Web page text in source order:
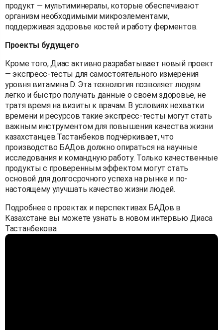
продукт — мультиминералы, которые обеспечивают
организм необходимыми микроэлементами,
поддерживая здоровье костей и работу ферментов.
Проекты будущего
Кроме того, Диас активно разрабатывает новый проект
— экспресс-тесты для самостоятельного измерения
уровня витамина D. Эта технология позволяет людям
легко и быстро получать данные о своём здоровье, не
тратя время на визиты к врачам. В условиях нехватки
времени и ресурсов такие экспресс-тесты могут стать
важным инструментом для повышения качества жизни
казахстанцев.Тастанбеков подчёркивает, что
производство БАДов должно опираться на научные
исследования и командную работу. Только качественные
продукты с проверенным эффектом могут стать
основой для долгосрочного успеха на рынке и по-
настоящему улучшать качество жизни людей.
Подробнее о проектах и перспективах БАДов в
Казахстане вы можете узнать в новом интервью Диаса
Тастанбекова: